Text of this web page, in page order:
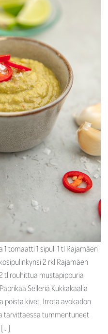
tomaatti 1 sipuli 1 tl Rajamäen
2 rkl Rajamäen
tl rouhittua mustapippuria
Selleriä Kukkakaalia
poista kivet. Irrota avokadon
tarvittaessa tummentuneet